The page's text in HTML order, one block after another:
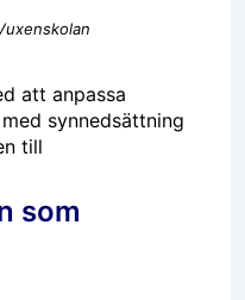
att anpassa
synnedsättning
till
som